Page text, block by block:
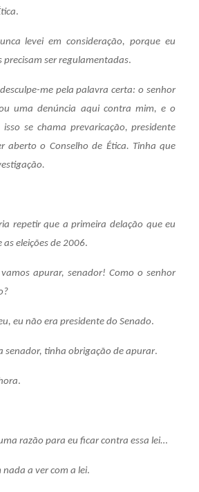
.
levei em consideração, porque eu
precisam ser regulamentadas.
me pela palavra certa: o senhor
uma denúncia aqui contra mim, e o
se chama prevaricação, presidente
aberto o Conselho de Ética. Tinha que
repetir que a primeira delação que eu
eleições de 2006.
apurar, senador! Como o senhor
eu não era presidente do Senado.
senador, tinha obrigação de apurar.
.
razão para eu ficar contra essa lei…
nada a ver com a lei.